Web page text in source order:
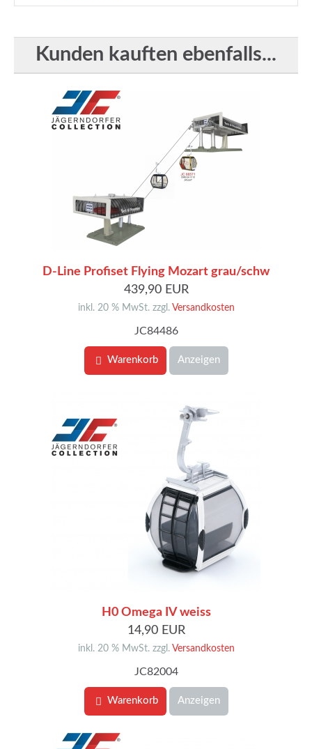
Kunden kauften ebenfalls...
D-Line Profiset Flying Mozart grau/schw
439,90 EUR
inkl. 20 % MwSt. zzgl. Versandkosten
JC84486
Warenkorb Anzeigen
H0 Omega IV weiss
14,90 EUR
inkl. 20 % MwSt. zzgl. Versandkosten
JC82004
Warenkorb Anzeigen